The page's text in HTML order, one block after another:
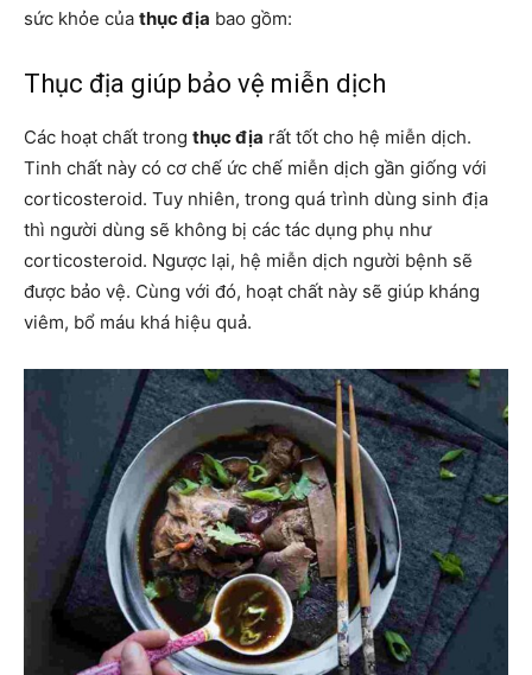
sức khỏe của thục địa bao gồm:
Thục địa giúp bảo vệ miễn dịch
Các hoạt chất trong thục địa rất tốt cho hệ miễn dịch.
Tinh chất này có cơ chế ức chế miễn dịch gần giống với
corticosteroid. Tuy nhiên, trong quá trình dùng sinh địa
thì người dùng sẽ không bị các tác dụng phụ như
corticosteroid. Ngược lại, hệ miễn dịch người bệnh sẽ
được bảo vệ. Cùng với đó, hoạt chất này sẽ giúp kháng
viêm, bổ máu khá hiệu quả.